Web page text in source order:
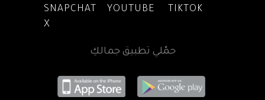
SNAPCHAT
YOUTUBE
TIKTOK
X
حمّلي تطبيق جمالكِ